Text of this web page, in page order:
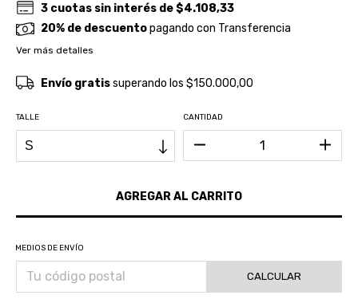
3 cuotas sin interés de$4.108,33
20% de descuentopagando con Transferencia
Ver más detalles
Envío gratissuperando los$150.000,00
TALLE CANTIDAD
MEDIOS DE ENVÍO
CALCULAR